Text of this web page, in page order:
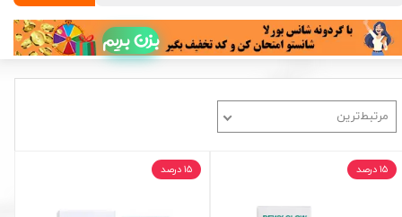
بزن بریم
مرتبط‌ترین
۱۵ درصد ۱۵ درصد